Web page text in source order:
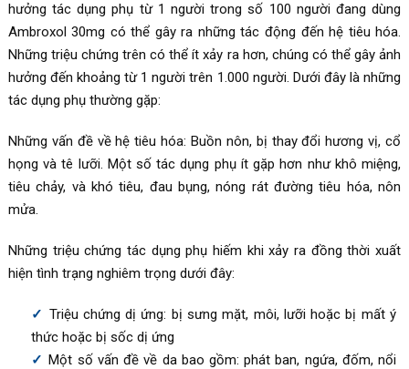
hưởng tác dụng phụ từ 1 người trong số 100 người đang dùng
Ambroxol 30mg có thể gây ra những tác động đến hệ tiêu hóa.
Những triệu chứng trên có thể ít xảy ra hơn, chúng có thể gây ảnh
hưởng đến khoảng từ 1 người trên 1.000 người. Dưới đây là những
tác dụng phụ thường gặp:
Những vấn đề về hệ tiêu hóa: Buồn nôn, bị thay đổi hương vị, cổ
họng và tê lưỡi. Một số tác dụng phụ ít gặp hơn như khô miệng,
tiêu chảy, và khó tiêu, đau bụng, nóng rát đường tiêu hóa, nôn
mửa.
Những triệu chứng tác dụng phụ hiếm khi xảy ra đồng thời xuất
hiện tình trạng nghiêm trọng dưới đây:
Triệu chứng dị ứng: bị sưng mặt, môi, lưỡi hoặc bị mất ý
thức hoặc bị sốc dị ứng
Một số vấn đề về da bao gồm: phát ban, ngứa, đốm, nổi